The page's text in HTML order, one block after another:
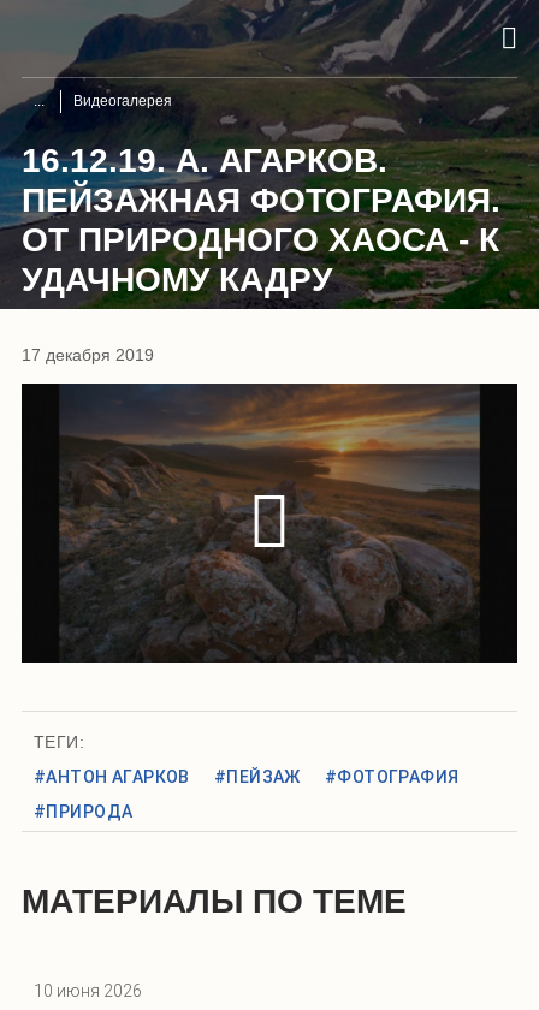
Видеогалерея
16.12.19. А. АГАРКОВ.
ПЕЙЗАЖНАЯ ФОТОГРАФИЯ.
ОТ ПРИРОДНОГО ХАОСА - К
УДАЧНОМУ КАДРУ
17 декабря 2019
ТЕГИ:
#АНТОН АГАРКОВ
#ПЕЙЗАЖ
#ФОТОГРАФИЯ
#ПРИРОДА
МАТЕРИАЛЫ ПО ТЕМЕ
10 июня 2026